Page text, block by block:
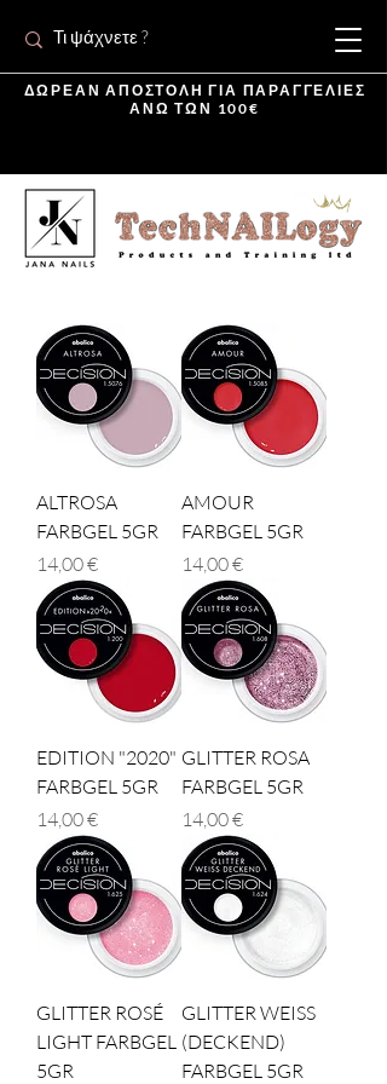
ΔΩΡΕΑΝ ΑΠΟΣΤΟΛΗ ΓΙΑ ΠΑΡΑΓΓΕΛΙΕΣ
ΑΝΩ ΤΩΝ 100€
ALTROSA
FARBGEL 5GR
Τιμή
14,00 €
AMOUR
FARBGEL 5GR
Τιμή
14,00 €
EDITION "2020"
FARBGEL 5GR
Τιμή
14,00 €
GLITTER ROSA
FARBGEL 5GR
Τιμή
14,00 €
GLITTER ROSÉ
LIGHT FARBGEL
5GR
GLITTER WEISS
(DECKEND)
FARBGEL 5GR